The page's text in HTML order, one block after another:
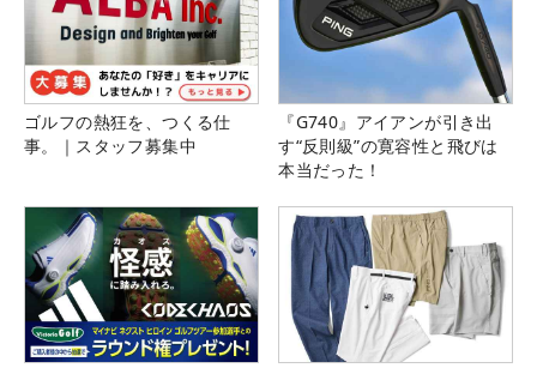
ゴルフの熱狂を、つくる仕
事。｜スタッフ募集中
『G740』アイアンが引き出
す“反則級”の寛容性と飛びは
本当だった！